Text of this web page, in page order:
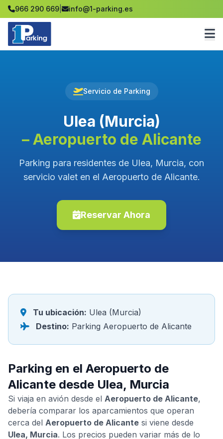
966 290 669 info@1-parking.es
Servicio de Parking
Ulea (Murcia)
– Aeropuerto de Alicante
Parking para residentes de Ulea, Murcia, con
servicio valet en el Aeropuerto de Alicante.
Reservar Ahora
Tu ubicación: Ulea (Murcia)
Destino: Parking Aeropuerto de Alicante
Parking en el Aeropuerto de
Alicante desde Ulea, Murcia
Si viaja en avión desde el Aeropuerto de Alicante,
debería comparar los aparcamientos que operan
cerca del Aeropuerto de Alicante si viene desde
Ulea, Murcia. Los precios pueden variar más de lo